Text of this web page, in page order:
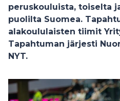
peruskouluista, toiselta
puolilta Suomea.
alakoululaisten tiimit
Tapahtuman järjesti
NYT.